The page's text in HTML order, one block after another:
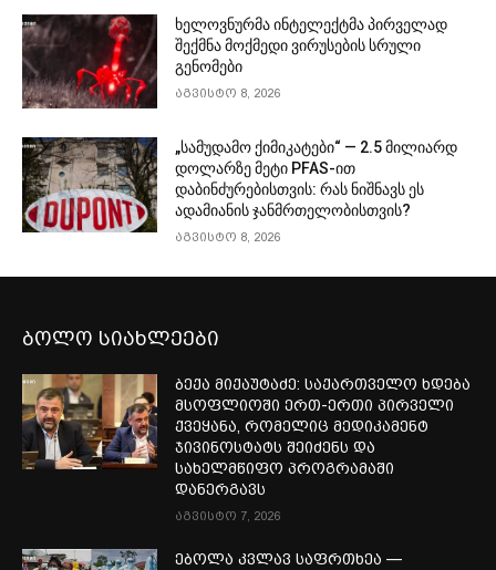
ხელოვნურმა ინტელექტმა პირველად
შექმნა მოქმედი ვირუსების სრული
გენომები
აგვისტო 8, 2026
„სამუდამო ქიმიკატები“ — 2.5 მილიარდ
დოლარზე მეტი PFAS-ით
დაბინძურებისთვის: რას ნიშნავს ეს
ადამიანის ჯანმრთელობისთვის?
აგვისტო 8, 2026
ბოლო სიახლეები
ბექა მიქაუტაძე: საქართველო ხდება
მსოფლიოში ერთ-ერთი პირველი
ქვეყანა, რომელიც მედიკამენტ
ჯივინოსტატს შეიძენს და
სახელმწიფო პროგრამაში
დანერგავს
აგვისტო 7, 2026
ებოლა კვლავ საფრთხეა —